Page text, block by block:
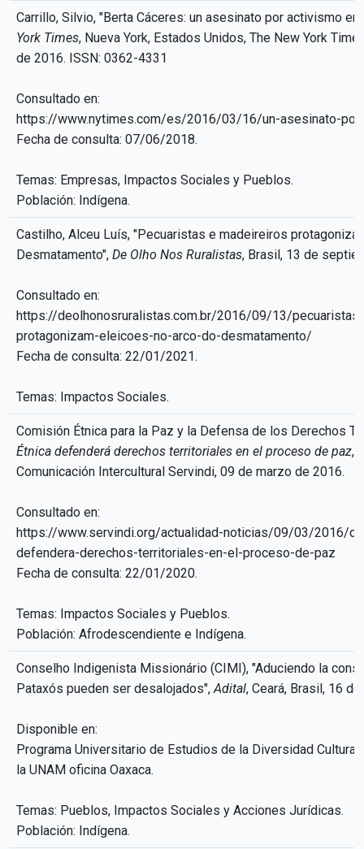
Carrillo, Silvio, "Berta Cáceres: un asesinato por activismo
York Times, Nueva York, Estados Unidos, The New York
de 2016. ISSN: 0362-4331
Consultado en:
https://www.nytimes.com/es/2016/03/16/un-asesinato-
Fecha de consulta: 07/06/2018.
Temas: Empresas, Impactos Sociales y Pueblos.
Población: Indígena.
Castilho, Alceu Luís, "Pecuaristas e madeireiros
Desmatamento", De Olho Nos Ruralistas, Brasil, 13 de
Consultado en:
https://deolhonosruralistas.com.br/2016/09/13/
protagonizam-eleicoes-no-arco-do-desmatamento/
Fecha de consulta: 22/01/2021.
Temas: Impactos Sociales.
Comisión Étnica para la Paz y la Defensa de los Derechos
Étnica defenderá derechos territoriales en el proceso de paz,
Comunicación Intercultural Servindi, 09 de marzo de 2016.
Consultado en:
https://www.servindi.org/actualidad-noticias/09/03/2016/
defendera-derechos-territoriales-en-el-proceso-de-paz
Fecha de consulta: 22/01/2020.
Temas: Impactos Sociales y Pueblos.
Población: Afrodescendiente e Indígena.
Conselho Indigenista Missionário (CIMI), "Aduciendo la
Pataxós pueden ser desalojados",Adital, Ceará, Brasil, 16
Disponible en:
Programa Universitario de Estudios de la Diversidad
la UNAM oficina Oaxaca.
Temas: Pueblos, Impactos Sociales y Acciones Jurídicas.
Población: Indígena.